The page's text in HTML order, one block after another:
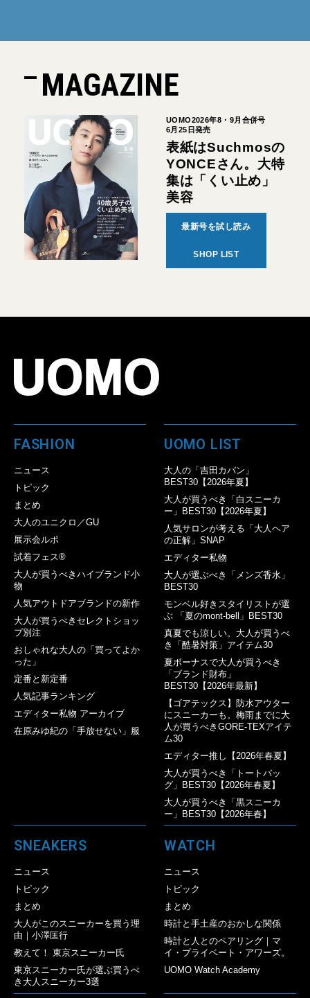
MAGAZINE
UOMO2026年8・9月合併号
6月25日発売
表紙はSuchmosの
YONCEさん。大特
集は「くい止め」
美容
最新号を試し読み
SHOP LIST
FASHION
ニュース
トピック
まとめ
大人のユニクロ／GU
展示会ルポ
試着フェス®︎
大人が買うべきハイブランド小
物
人気アウトドアブランドの新作
大人が買うべきセレクトショッ
プ別注
おしゃれな大人の「買ってよか
った」
定番と新定番
人気記事ランキング
エディター私物 アーカイブ
在原みゆ紀の「手放せない」服
UOMO LIST
大人の「吉田カバン」
BEST30【2026年夏】
大人が買うべき「白スニーカ
ー」BEST30【2026年夏】
人気サロンが考える「大人ヘア
の正解」SNAP
エディター私物
大人が選ぶべき「メンズ香水」
BEST30
モンベル好きスタイリストが選
ぶ 「夏のmont-bell」BEST30
真夏でも涼しい。大人が買うべ
き「酷暑対策」アイテム30
夏ボーナスで大人が買うべき
「ブランド財布」
BEST30【2026年最新】
【ゴアテックス】防水アウター
にスニーカーも。梅雨までに大
人が買うべきGORE-TEXアイテ
ム30
エディター推し【2026年春夏】
大人が買うべき「トートバッ
グ」BEST30【2026年春夏】
大人が買うべき「黒スニーカ
ー」BEST30【2026年春】
SNEAKERS
ニュース
トピック
まとめ
大人がこのスニーカーを買う理
由｜小澤匡行
教えて！ 東京スニーカー氏
東京スニーカー氏が選ぶ買うべ
き大人スニーカー3選
WATCH
ニュース
トピック
まとめ
時計と手土産のおかしな関係
時計と人とのペアリング｜マ
イ・プライベート・アワーズ。
UOMO Watch Academy